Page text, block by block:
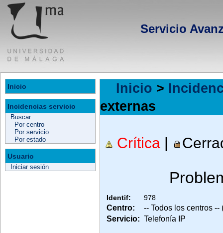
Servicio
Inicio
Incidencias servicio
Buscar
Por centro
Por servicio
Por estado
Usuario
Iniciar sesión
Inicio >
externas
Crítica |
Identif: 978
Centro:
-- Todos los centros --
Servicio: Telefonía IP